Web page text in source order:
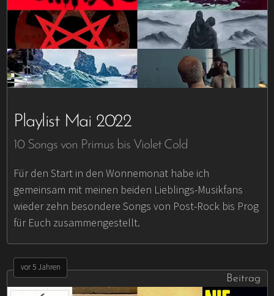
Playlist Mai 2022
10 Songs von Primus bis Violet Cold
Für den Start in den Wonnemonat habe ich
gemeinsam mit meinen beiden Lieblings-Musikfans
wieder zehn besondere Songs von Post-Rock bis Prog
für Euch zusammengestellt.
vor 5 Jahren
Beitrag